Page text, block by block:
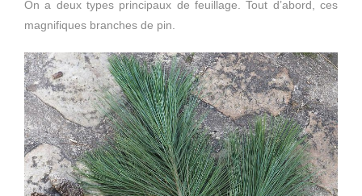
On a deux types principaux de feuillage. Tout d’abord, ces
magnifiques branches de pin.